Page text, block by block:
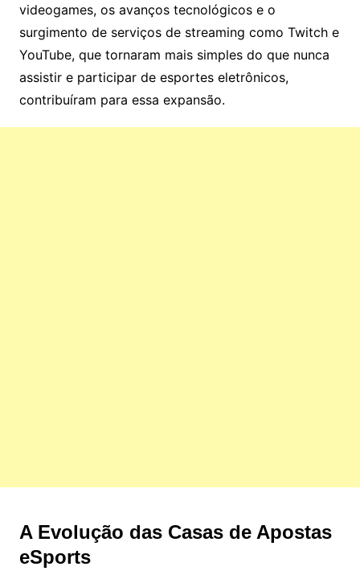
videogames, os avanços tecnológicos e o
surgimento de serviços de streaming como Twitch e
YouTube, que tornaram mais simples do que nunca
assistir e participar de esportes eletrônicos,
contribuíram para essa expansão.
A Evolução das Casas de Apostas
eSports